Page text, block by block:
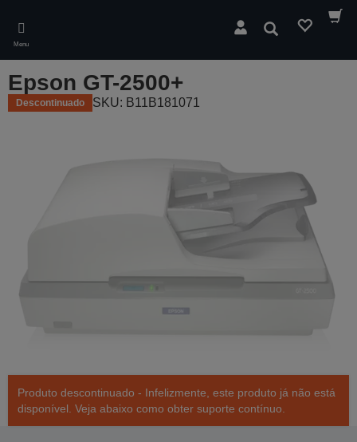
main
content
Menu
Pesquisar
Epson GT-2500+
Descontinuado SKU: B11B181071
Produto descontinuado - Infelizmente, este produto já não está
disponível. Veja abaixo como obter suporte contínuo.